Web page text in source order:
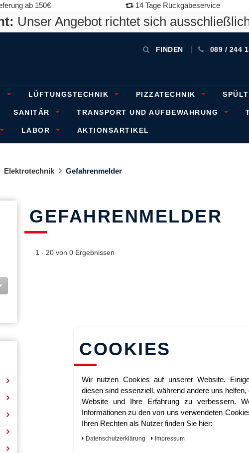
ab 150€ 14 Tage Rückgabeservice
Unser Angebot richtet sich
FINDEN 089 / 244
LÜFTUNGSTECHNIK PIZZATECHNIK
SANITÄR TRANSPORT UND AUFBEWAHRUNG
LABOR AKTIONSARTIKEL
Elektrotechnik Gefahrenmelder
GEFAHRENMELDER
1 - 20 von 0 Ergebnissen
COOKIES
Wir nutzen Cookies auf unserer Website.
diesen sind essenziell, während andere uns helfen,
Website und Ihre Erfahrung zu verbessern.
Informationen zu den von uns verwendeten
Ihren Rechten als Nutzer finden Sie hier:
Daten­schutz­erklärung Impressum